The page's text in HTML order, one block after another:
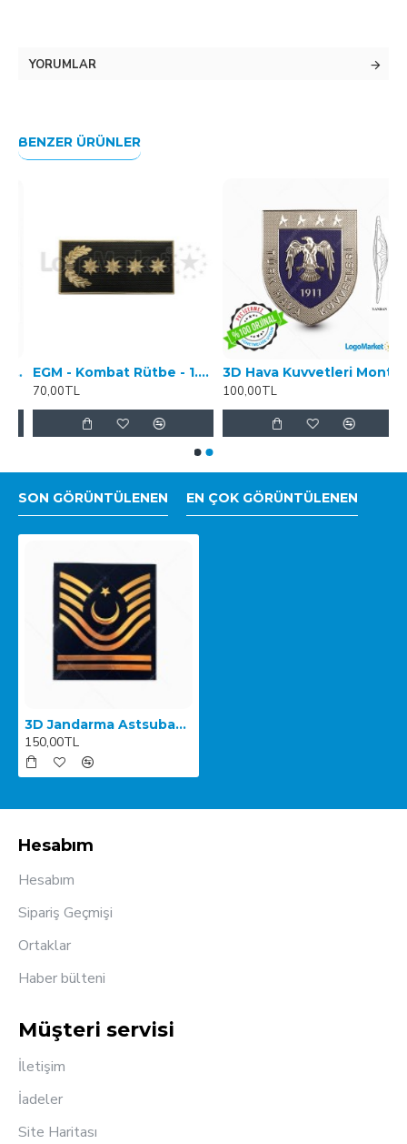
YORUMLAR
BENZER ÜRÜNLER
EGM - Kombat Rütbe - 1.Sınıf Müdür- 3 Boyutlu
70,00TL
3D Hava Kuvvetleri Mont Bröve
100,00TL
SON GÖRÜNTÜLENEN EN ÇOK GÖRÜNTÜLENEN
3D Jandarma Astsubay Kıdemli Başçavuş Arması
150,00TL
Hesabım
Hesabım
Sipariş Geçmişi
Ortaklar
Haber bülteni
Müşteri servisi
İletişim
İadeler
Site Haritası